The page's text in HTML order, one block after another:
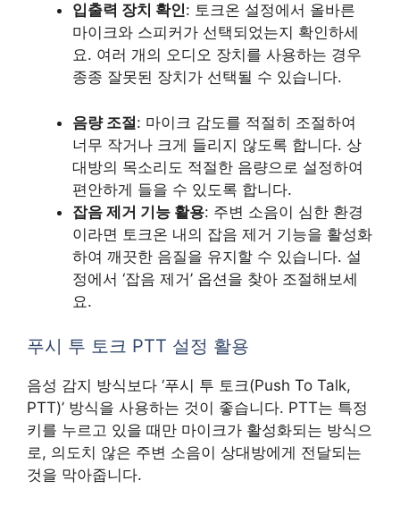
입출력 장치 확인: 토크온 설정에서 올바른
마이크와 스피커가 선택되었는지 확인하세
요. 여러 개의 오디오 장치를 사용하는 경우
종종 잘못된 장치가 선택될 수 있습니다.
음량 조절: 마이크 감도를 적절히 조절하여
너무 작거나 크게 들리지 않도록 합니다. 상
대방의 목소리도 적절한 음량으로 설정하여
편안하게 들을 수 있도록 합니다.
잡음 제거 기능 활용: 주변 소음이 심한 환경
이라면 토크온 내의 잡음 제거 기능을 활성화
하여 깨끗한 음질을 유지할 수 있습니다. 설
정에서 ‘잡음 제거’ 옵션을 찾아 조절해보세
요.
푸시 투 토크 PTT 설정 활용
음성 감지 방식보다 ‘푸시 투 토크(Push To Talk,
PTT)’ 방식을 사용하는 것이 좋습니다. PTT는 특정
키를 누르고 있을 때만 마이크가 활성화되는 방식으
로, 의도치 않은 주변 소음이 상대방에게 전달되는
것을 막아줍니다.